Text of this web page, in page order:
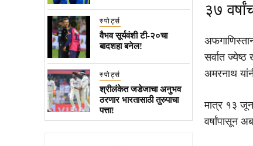
स्पोर्ट्स
वैभव सूर्यवंशी टी-२०चा
बादशहा बनेल!
स्पोर्ट्स
श्रीलंकेत जडेजाचा अनुभव
ठरणार भारतासाठी तुरुपाचा
पत्ता!
३७
सर्वात
अमरनाथ
मात्र १३
वर्षांपासून